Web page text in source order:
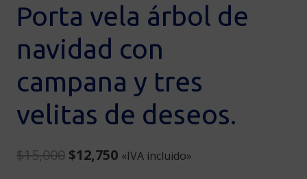
Porta vela árbol de
navidad con
campana y tres
velitas de deseos.
$15,000 Original
$12,750Current
«IVA incluido»